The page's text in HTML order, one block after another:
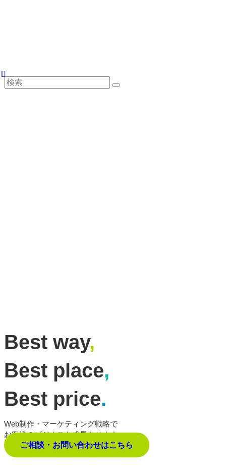
Best way,
Best place,
Best price.
Web制作・マーケティング戦略で
お客様のビジネスを成長させます。
ご相談・お問い合わせはこちら